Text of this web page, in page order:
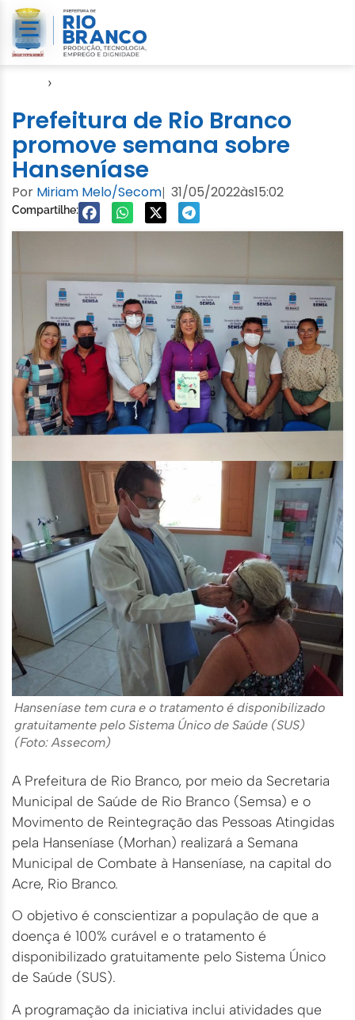
›
Prefeitura de Rio Branco
promove semana sobre
Hanseníase
Por Miriam Melo/Secom| 31/05/2022às15:02
Compartilhe:
Hanseníase tem cura e o tratamento é disponibilizado
gratuitamente pelo Sistema Único de Saúde (SUS)
(Foto: Assecom)
A Prefeitura de Rio Branco, por meio da Secretaria
Municipal de Saúde de Rio Branco (Semsa) e o
Movimento de Reintegração das Pessoas Atingidas
pela Hanseníase (Morhan) realizará a Semana
Municipal de Combate à Hanseníase, na capital do
Acre, Rio Branco.
O objetivo é conscientizar a população de que a
doença é 100% curável e o tratamento é
disponibilizado gratuitamente pelo Sistema Único
de Saúde (SUS).
A programação da iniciativa inclui atividades que